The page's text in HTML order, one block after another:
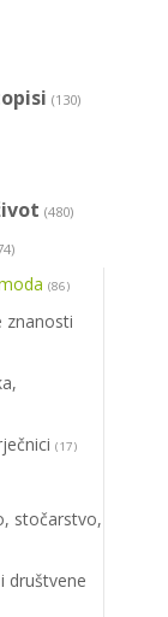
(130)
(480)
(86)
znanosti
(17)
stočarstvo,
društvene